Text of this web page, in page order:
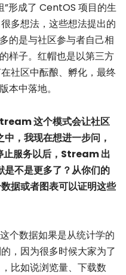
”形成了 CentOS 项目的生
多想法，这些想法提出的
的是与社区参与者自己相
样子。红帽也是以第三方
社区中酝酿、孵化，最终
本中落地。
这个模式会让社区
，我现在想进一步问，
服务以后，Stream 出
不是更多了？从你们的
据或者图表可以证明这些
个数据如果是从统计学的
，因为很多时候大家为了
比如说浏览量、下载数